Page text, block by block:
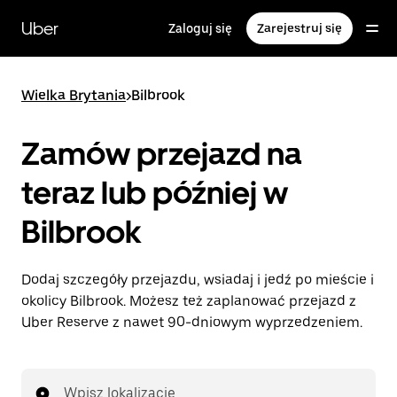
głównej
zawartości
Uber Zaloguj się Zarejestruj się
Wielka Brytania>Bilbrook
Zamów przejazd na
teraz lub później w
Bilbrook
Dodaj szczegóły przejazdu, wsiadaj i jedź po mieście i
okolicy Bilbrook. Możesz też zaplanować przejazd z
Uber Reserve z nawet 90-dniowym wyprzedzeniem.
Wpisz lokalizację